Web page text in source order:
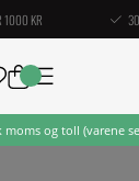
1000 KR
og toll (varene